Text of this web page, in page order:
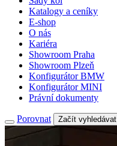
Katalogy a ceníky
E-shop
O nás
Kariéra
Showroom Praha
Showroom Plzeň
Konfigurátor BMW
Konfigurátor MINI
Právní dokumenty
Porovnat Začít vyhledávat